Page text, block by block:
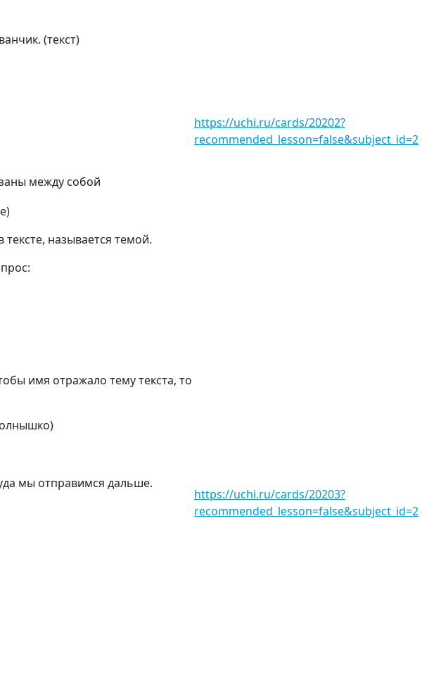
(текст)
между собой
https://uchi.ru/cards/20202?
recommended_lesson=false&subject_id=2
называется темой.
имя отражало тему текста, то
мы отправимся дальше.
https://uchi.ru/cards/20203?
recommended_lesson=false&subject_id=2